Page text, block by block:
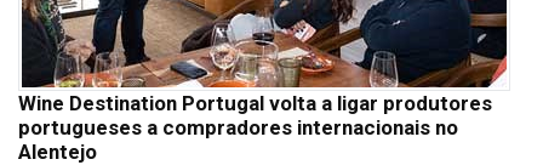
Wine Destination Portugal volta a ligar produtores
portugueses a compradores internacionais no
Alentejo